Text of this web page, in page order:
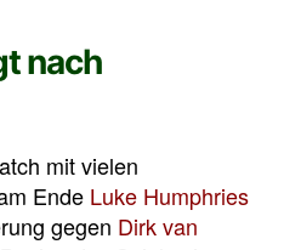
nach
mit vielen
Ende Luke Humphries
gegen Dirk van